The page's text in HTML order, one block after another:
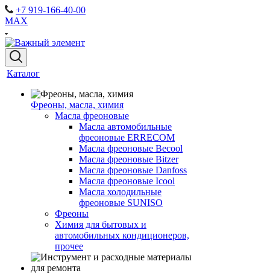
+7 919-166-40-00
MAX
Каталог
Фреоны, масла, химия
Масла фреоновые
Масла автомобильные
фреоновые ERRECOM
Масла фреоновые Becool
Масла фреоновые Bitzer
Масла фреоновые Danfoss
Масла фреоновые Icool
Масла холодильные
фреоновые SUNISO
Фреоны
Химия для бытовых и
автомобильных кондиционеров,
прочее